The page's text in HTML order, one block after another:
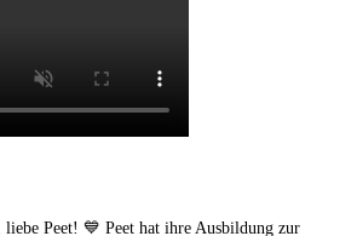
Peet! 💙 Peet hat ihre Ausbildung zur